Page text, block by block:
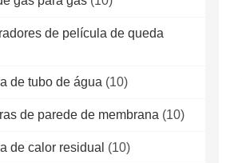
de película de queda
de tubo de água (10)
de parede de membrana (10)
de calor residual (10)